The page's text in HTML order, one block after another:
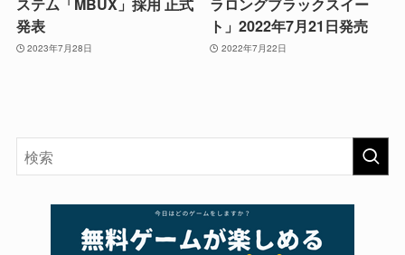
発表
2023年7月28日
ト」2022年7月21日発売
2022年7月22日